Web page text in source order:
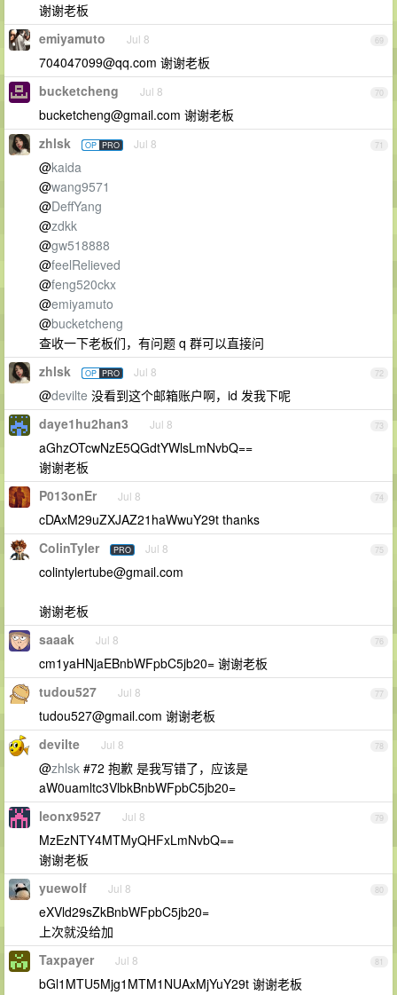
谢谢老板
69
emiyamuto Jul 8
704047099@qq.com 谢谢老板
70
bucketcheng Jul 8
bucketcheng@gmail.com 谢谢老板
71
zhlsk OP PRO Jul 8
@kaida
@wang9571
@DeffYang
@zdkk
@gw518888
@feelRelieved
@feng520ckx
@emiyamuto
@bucketcheng
查收一下老板们，有问题 q 群可以直接问
72
zhlsk OP PRO Jul 8
@devilte 没看到这个邮箱账户啊，id 发我下呢
73
daye1hu2han3 Jul 8
aGhzOTcwNzE5QGdtYWlsLmNvbQ==
谢谢老板
74
P013onEr Jul 8
cDAxM29uZXJAZ21haWwuY29t thanks
75
ColinTyler PRO Jul 8
colintylertube@gmail.com
谢谢老板
76
saaak Jul 8
cm1yaHNjaEBnbWFpbC5jb20= 谢谢老板
77
tudou527 Jul 8
tudou527@gmail.com 谢谢老板
78
devilte Jul 8
@zhlsk #72 抱歉 是我写错了，应该是
aW0uamltc3VlbkBnbWFpbC5jb20=
79
leonx9527 Jul 8
MzEzNTY4MTMyQHFxLmNvbQ==
谢谢老板
80
yuewolf Jul 8
eXVld29sZkBnbWFpbC5jb20=
上次就没给加
81
Taxpayer Jul 8
bGl1MTU5Mjg1MTM1NUAxMjYuY29t 谢谢老板